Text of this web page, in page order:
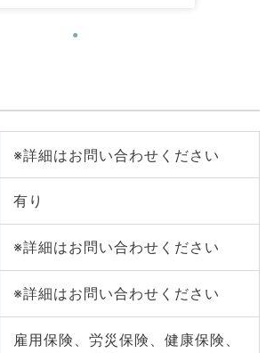
※詳細はお問い合わせください
有り
※詳細はお問い合わせください
※詳細はお問い合わせください
雇用保険、労災保険、健康保険、